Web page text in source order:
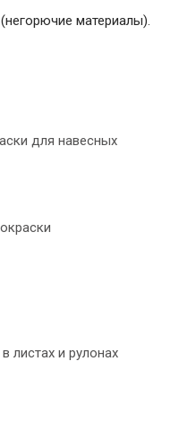
материалы).
для навесных
листах и рулонах